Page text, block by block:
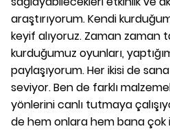
araştırıyorum. Kendi
keyif alıyoruz. Zaman zaman
kurduğumuz oyunları,
paylaşıyorum. Her ikisi de
seviyor. Ben de farklı
yönlerini canlı tutmaya
de hem onlara hem bana çok